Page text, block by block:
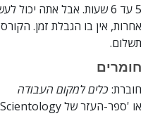
5 עד 6 שעות. אבל אתה
אחרות, אין בו הגבלת זמן.
תשלום.
חומרים
חוברת:כלים למקום העבודה
או 'ספר-העזר של Scientology'